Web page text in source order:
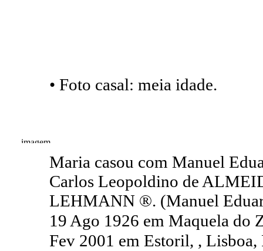
• Foto casal: meia idade.
Maria casou com Manuel
Carlos Leopoldino de
LEHMANN ®. (Manuel
19 Ago 1926 em Maquela do
Fev 2001 em Estoril, ,